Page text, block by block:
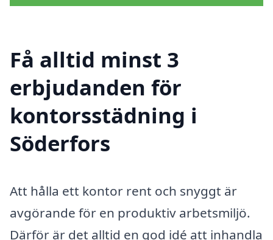
Få alltid minst 3
erbjudanden för
kontorsstädning i
Söderfors
Att hålla ett kontor rent och snyggt är
avgörande för en produktiv arbetsmiljö.
Därför är det alltid en god idé att inhandla